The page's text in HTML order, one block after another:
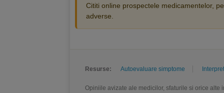
Cititi online prospectele medicamentelor,
adverse.
Resurse: Autoevaluare simptome
Opiniile avizate ale medicilor, sfaturile si orice